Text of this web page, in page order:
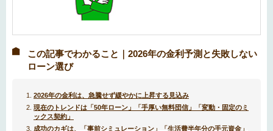
この記事でわかること｜2026年の金利予測と失敗しない
ローン選び
2026年の金利は、急騰せず緩やかに上昇する見込み
現在のトレンドは「50年ローン」「手厚い無料団信」「変動・固定のミ
ックス契約」
成功のカギは、「事前シミュレーション」「生活費半年分の手元資金」